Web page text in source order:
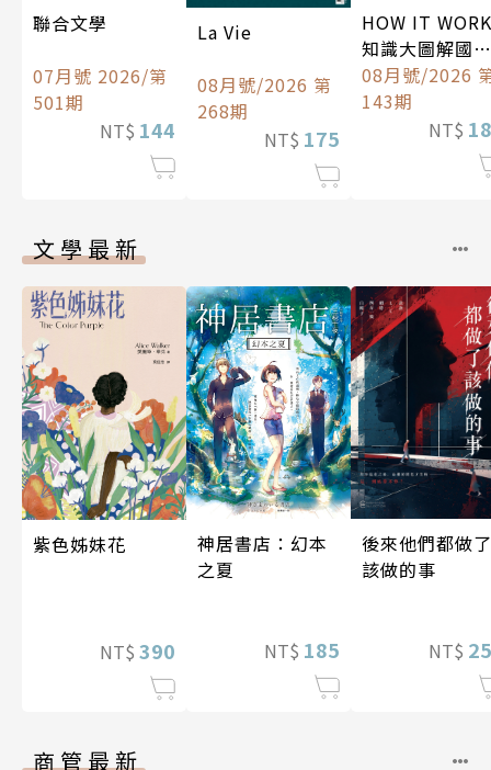
聯合文學
07月號 2026/第
501期
NT$ 144
La Vie
08月號/2026 第
268期
NT$ 175
HOW IT
知識大圖解國際
中文版
08月號/2026
143期
NT$
文學最新
紫色姊妹花
NT$ 390
神居書店：幻本
之夏
NT$ 185
後來他們都做了
該做的事
NT$
商管最新